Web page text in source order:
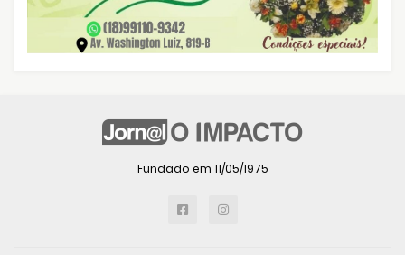
Fundado em 11/05/1975